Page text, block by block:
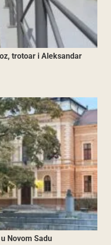
trotoar i Aleksandar
Novom Sadu